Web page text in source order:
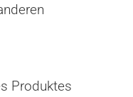
Produktes